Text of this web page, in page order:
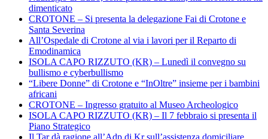
dimenticato
CROTONE – Si presenta la delegazione Fai di Crotone e
Santa Severina
All’Ospedale di Crotone al via i lavori per il Reparto di
Emodinamica
ISOLA CAPO RIZZUTO (KR) – Lunedì il convegno su
bullismo e cyberbullismo
“Libere Donne” di Crotone e “InOltre” insieme per i bambini
africani
CROTONE – Ingresso gratuito al Museo Archeologico
ISOLA CAPO RIZZUTO (KR) – Il 7 febbraio si presenta il
Piano Strategico
Il Tar dà ragione all’Adp di Kr sull’assistenza domiciliare